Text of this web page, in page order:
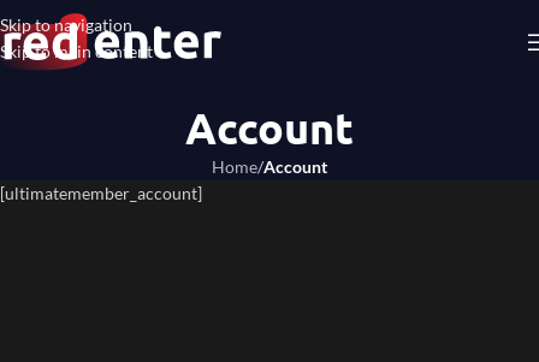
Skip to navigation
Skip to main content
Account
Home/Account
[ultimatemember_account]